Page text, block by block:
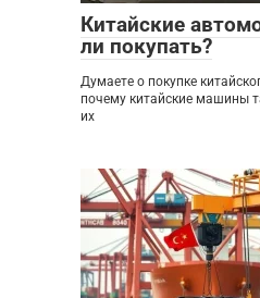
Китайские
ли покупать?
Думаете о покупке
почему китайские машины
их